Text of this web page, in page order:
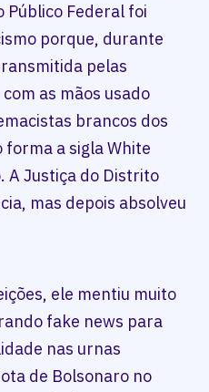
Público Federal foi
porque, durante
pelas
as mãos usado
brancos dos
forma a sigla White
A Justiça do Distrito
mas depois absolveu
ele mentiu muito
fake news para
nas urnas
de Bolsonaro no